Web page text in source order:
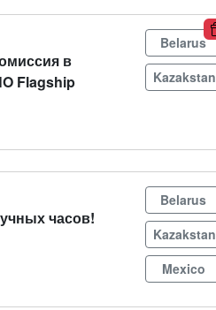
в
Flagship
Belarus
Kazakstan
часов!
Belarus
Kazakstan
Mexico